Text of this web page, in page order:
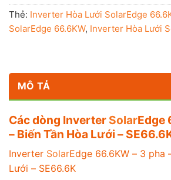
Thẻ: Inverter Hòa Lưới SolarEdge
SolarEdge 66.6KW, Inverter Hòa Lưới
MÔ TẢ
Các dòng Inverter SolarEdge
– Biến Tần Hòa Lưới –
Inverter SolarEdge 66.6KW – 3 pha
Lưới – SE66.6K